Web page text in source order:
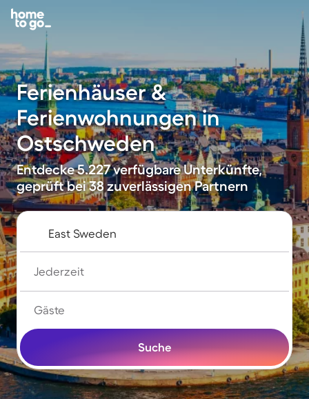
Ferienhäuser &
Ferienwohnungen in
Ostschweden
Entdecke 5.227 verfügbare Unterkünfte,
geprüft bei 38 zuverlässigen Partnern
Jederzeit
Gäste
Suche